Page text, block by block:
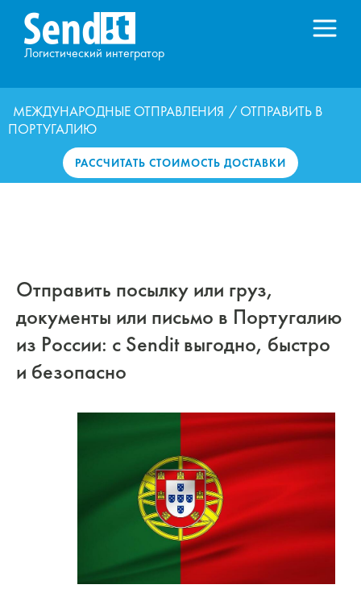
Логистический интегратор
МЕЖДУНАРОДНЫЕ ОТПРАВЛЕНИЯ / ОТПРАВИТЬ В
ПОРТУГАЛИЮ
РАССЧИТАТЬ СТОИМОСТЬ ДОСТАВКИ
Отправить посылку или груз,
документы или письмо в Португалию
из России: с Sendit выгодно, быстро
и безопасно